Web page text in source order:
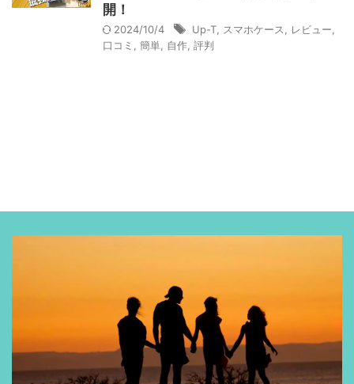
開！
2024/10/4 Up-T スマホケース レビュー
口コミ
簡単 自作 評判